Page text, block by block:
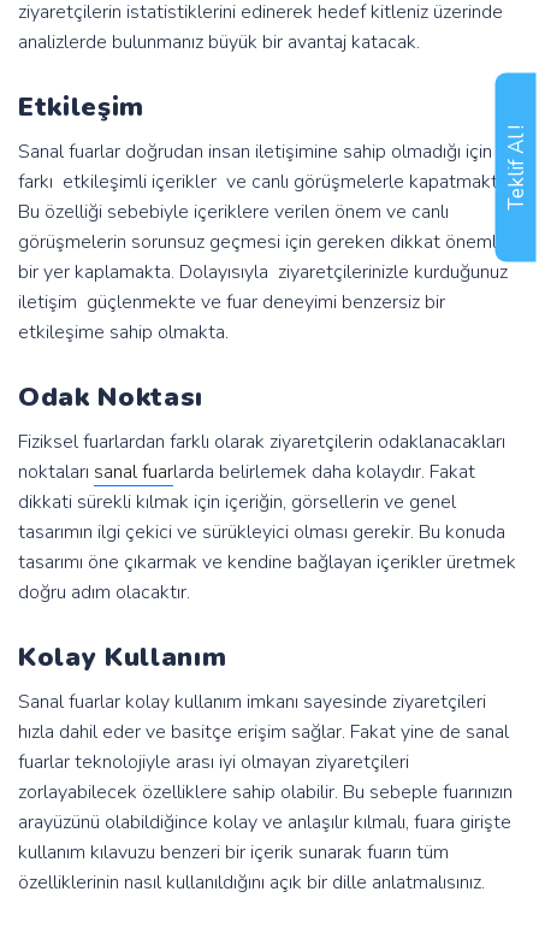
ziyaretçilerin istatistiklerini edinerek hedef kitleniz üzerinde
analizlerde bulunmanız büyük bir avantaj katacak.
Etkileşim
Sanal fuarlar doğrudan insan iletişimine sahip olmadığı için bu
farkı etkileşimli içerikler ve canlı görüşmelerle kapatmakta.
Bu özelliği sebebiyle içeriklere verilen önem ve canlı
görüşmelerin sorunsuz geçmesi için gereken dikkat önemli
bir yer kaplamakta. Dolayısıyla ziyaretçilerinizle kurduğunuz
iletişim güçlenmekte ve fuar deneyimi benzersiz bir
etkileşime sahip olmakta.
Odak Noktası
Fiziksel fuarlardan farklı olarak ziyaretçilerin odaklanacakları
noktaları sanal fuarlarda belirlemek daha kolaydır. Fakat
dikkati sürekli kılmak için içeriğin, görsellerin ve genel
tasarımın ilgi çekici ve sürükleyici olması gerekir. Bu konuda
tasarımı öne çıkarmak ve kendine bağlayan içerikler üretmek
doğru adım olacaktır.
Kolay Kullanım
Sanal fuarlar kolay kullanım imkanı sayesinde ziyaretçileri
hızla dahil eder ve basitçe erişim sağlar. Fakat yine de sanal
fuarlar teknolojiyle arası iyi olmayan ziyaretçileri
zorlayabilecek özelliklere sahip olabilir. Bu sebeple fuarınızın
arayüzünü olabildiğince kolay ve anlaşılır kılmalı, fuara girişte
kullanım kılavuzu benzeri bir içerik sunarak fuarın tüm
özelliklerinin nasıl kullanıldığını açık bir dille anlatmalısınız.
Teklif Al !